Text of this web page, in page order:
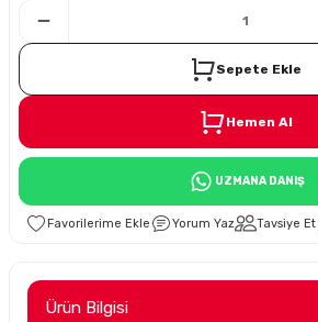
Sepete Ekle
Hemen Al
UZMANA DANIŞ
Yorum Yaz Tavsiye Et
Ürün Bilgisi